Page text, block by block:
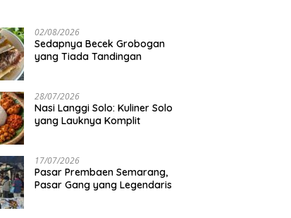
02/08/2026
Sedapnya Becek Grobogan
yang Tiada Tandingan
28/07/2026
Nasi Langgi Solo: Kuliner Solo
yang Lauknya Komplit
17/07/2026
Pasar Prembaen Semarang,
Pasar Gang yang Legendaris